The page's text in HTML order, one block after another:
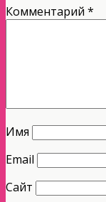
Комментарий *
Имя
Email
Сайт